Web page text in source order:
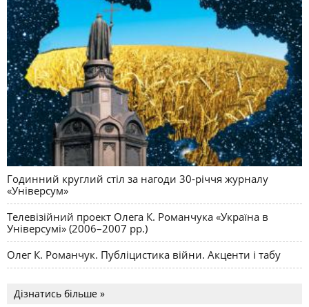
Годинний круглий стіл за нагоди 30-річчя журналу
«Універсум»
Телевізійний проект Олега К. Романчука «Україна в
Універсумі» (2006–2007 рр.)
Олег К. Романчук. Публіцистика війни. Акценти і табу
Дізнатись більше »